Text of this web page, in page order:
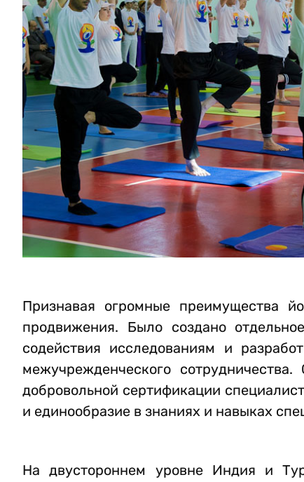
Признавая огромные преимущества
продвижения. Было создано
содействия исследованиям и
межучрежденческого
добровольной сертификации
и единообразие в знаниях и навыках
На двустороннем уровне Индия и